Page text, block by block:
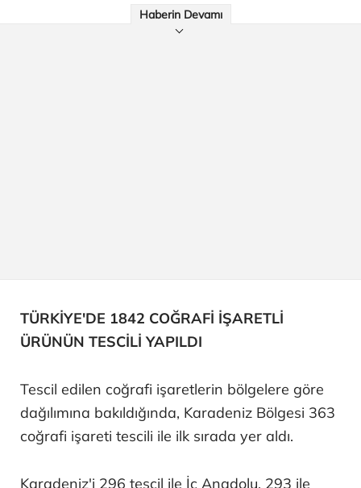
Haberin Devamı
TÜRKİYE'DE 1842 COĞRAFİ İŞARETLİ
ÜRÜNÜN TESCİLİ YAPILDI
Tescil edilen coğrafi işaretlerin bölgelere göre
dağılımına bakıldığında, Karadeniz Bölgesi 363
coğrafi işareti tescili ile ilk sırada yer aldı.
Karadeniz'i 296 tescil ile İç Anadolu, 293 ile